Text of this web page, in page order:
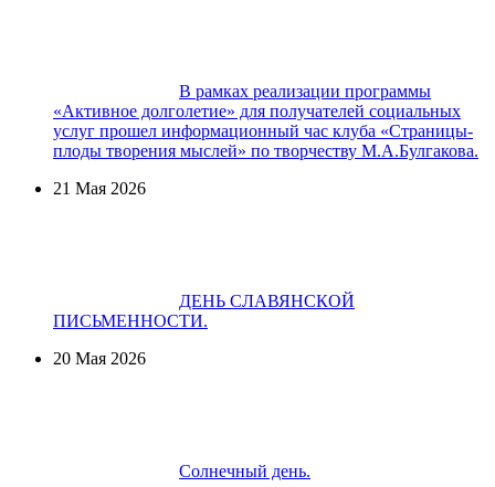
В рамках реализации программы
«Активное долголетие» для получателей социальных
услуг прошел информационный час клуба «Страницы-
плоды творения мыслей» по творчеству М.А.Булгакова.
21 Мая 2026
ДЕНЬ СЛАВЯНСКОЙ
ПИСЬМЕННОСТИ.
20 Мая 2026
Солнечный день.